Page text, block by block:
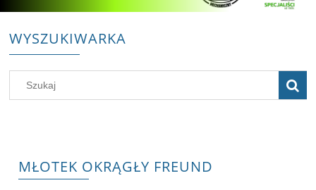
WYSZUKIWARKA
MŁOTEK OKRĄGŁY FREUND